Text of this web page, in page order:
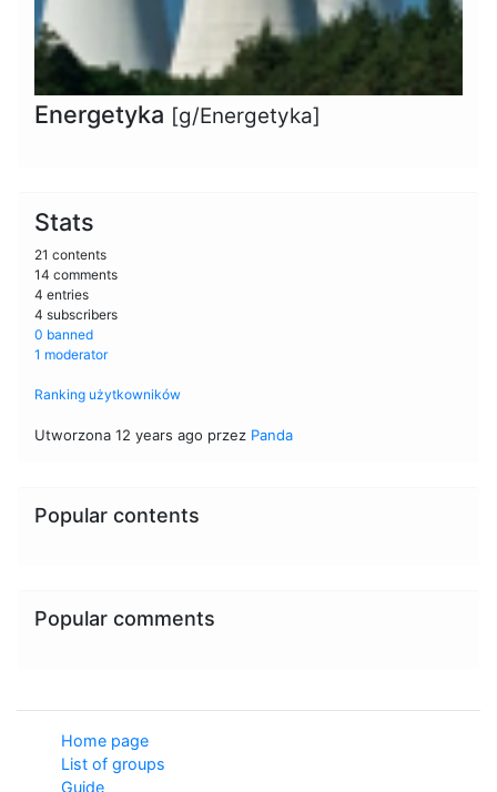
Energetyka [g/Energetyka]
Stats
21 contents
14 comments
4 entries
4 subscribers
0 banned
1 moderator
Ranking użytkowników
Utworzona 12 years ago przez Panda
Popular contents
Popular comments
Home page
List of groups
Guide